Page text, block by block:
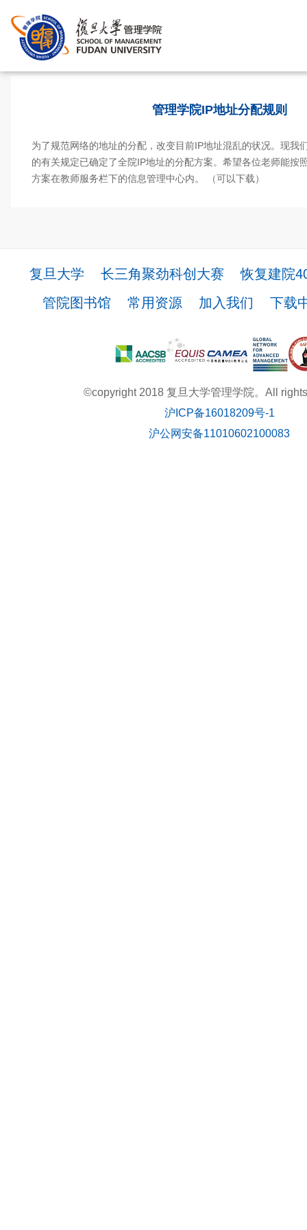
管理学院IP地址分配规则
为了规范网络的地址的分配，改变目前IP地址混乱的状况。现我
的有关规定已确定了全院IP地址的分配方案。希望各位老师能按
方案在教师服务栏下的信息管理中心内。 （可以下载）
复旦大学 长三角聚劲科创大赛
恢复建院
管院图书馆
常用资源 加入我们 下载
©copyright 2018 复旦大学管理学院。All
沪ICP备16018209号-1
沪公网安备11010602100083